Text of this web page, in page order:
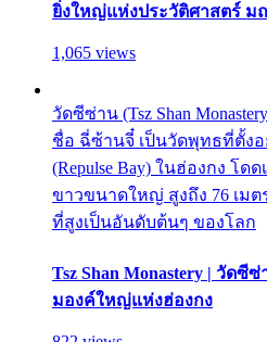
ยิ่งใหญ่แห่งประวัติศาสตร์ ม
1,065 views
วัดซีซ่าน (Tsz Shan
ชื่อ ฉี่ซ้านจี๋ เป็นวัดพุทธที่ตั้ง
(Repulse Bay) ในฮ่องกง โ
ขาวขนาดใหญ่ สูงถึง 76 เม
ที่สูงเป็นอันดับต้นๆ ของโลก
Tsz Shan Monastery | วัด
มองค์ใหญ่แห่งฮ่องกง